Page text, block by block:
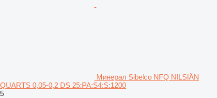
Минерал Sibelco NFQ NILSIÄN
QUARTS 0,05-0,2 DS 25:PA:S4:S:1200
5